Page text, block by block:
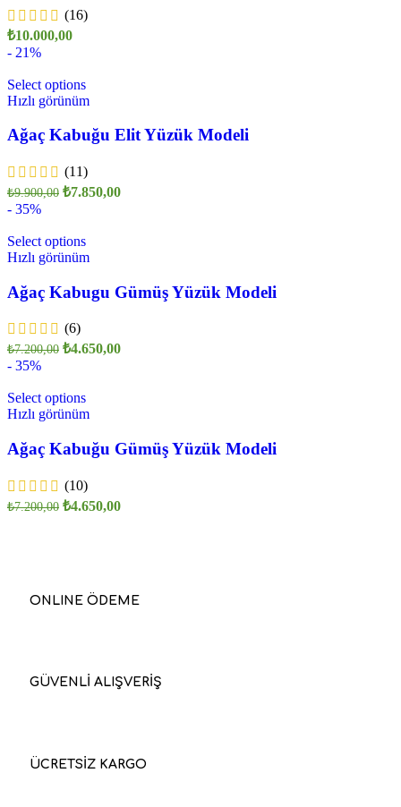
(16)
₺10.000,00
- 21%
Select options
Hızlı görünüm
Ağaç Kabuğu Elit Yüzük Modeli
(11)
₺9.900,00 ₺7.850,00
- 35%
Select options
Hızlı görünüm
Ağaç Kabugu Gümüş Yüzük Modeli
(6)
₺7.200,00 ₺4.650,00
- 35%
Select options
Hızlı görünüm
Ağaç Kabuğu Gümüş Yüzük Modeli
(10)
₺7.200,00 ₺4.650,00
ONLINE ÖDEME
GÜVENLİ ALIŞVERİŞ
ÜCRETSİZ KARGO